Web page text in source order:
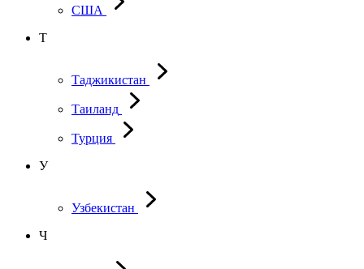
США
Т
Таджикистан
Таиланд
Турция
У
Узбекистан
Ч